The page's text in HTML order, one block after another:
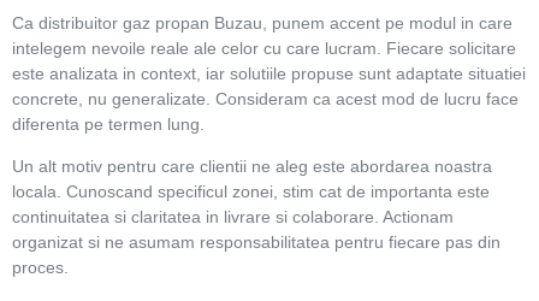
Ca distribuitor gaz propan Buzau, punem accent pe modul in care
intelegem nevoile reale ale celor cu care lucram. Fiecare solicitare
este analizata in context, iar solutiile propuse sunt adaptate situatiei
concrete, nu generalizate. Consideram ca acest mod de lucru face
diferenta pe termen lung.
Un alt motiv pentru care clientii ne aleg este abordarea noastra
locala. Cunoscand specificul zonei, stim cat de importanta este
continuitatea si claritatea in livrare si colaborare. Actionam
organizat si ne asumam responsabilitatea pentru fiecare pas din
proces.